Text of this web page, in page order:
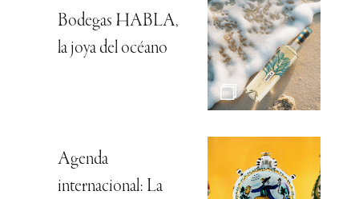
Bodegas HABLA,
la joya del océano
Agenda
internacional: La